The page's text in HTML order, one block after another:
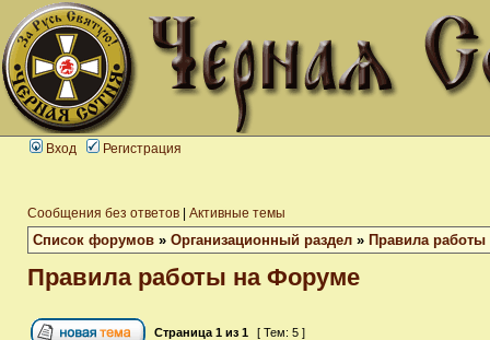
Вход Регистрация
Сообщения без ответов Активные темы
Список форумов » Организационный раздел » Правила
Правила работы на Форуме
Страница 1 из 1 [ Тем: 5 ]